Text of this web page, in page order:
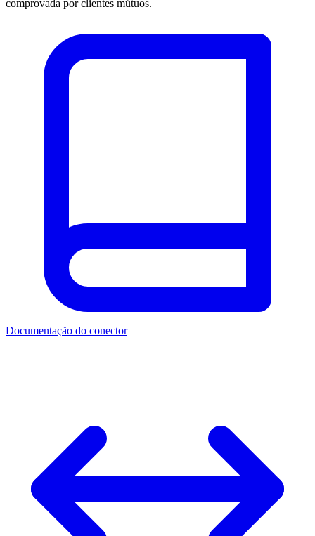
comprovada por clientes mútuos.
Documentação do conector